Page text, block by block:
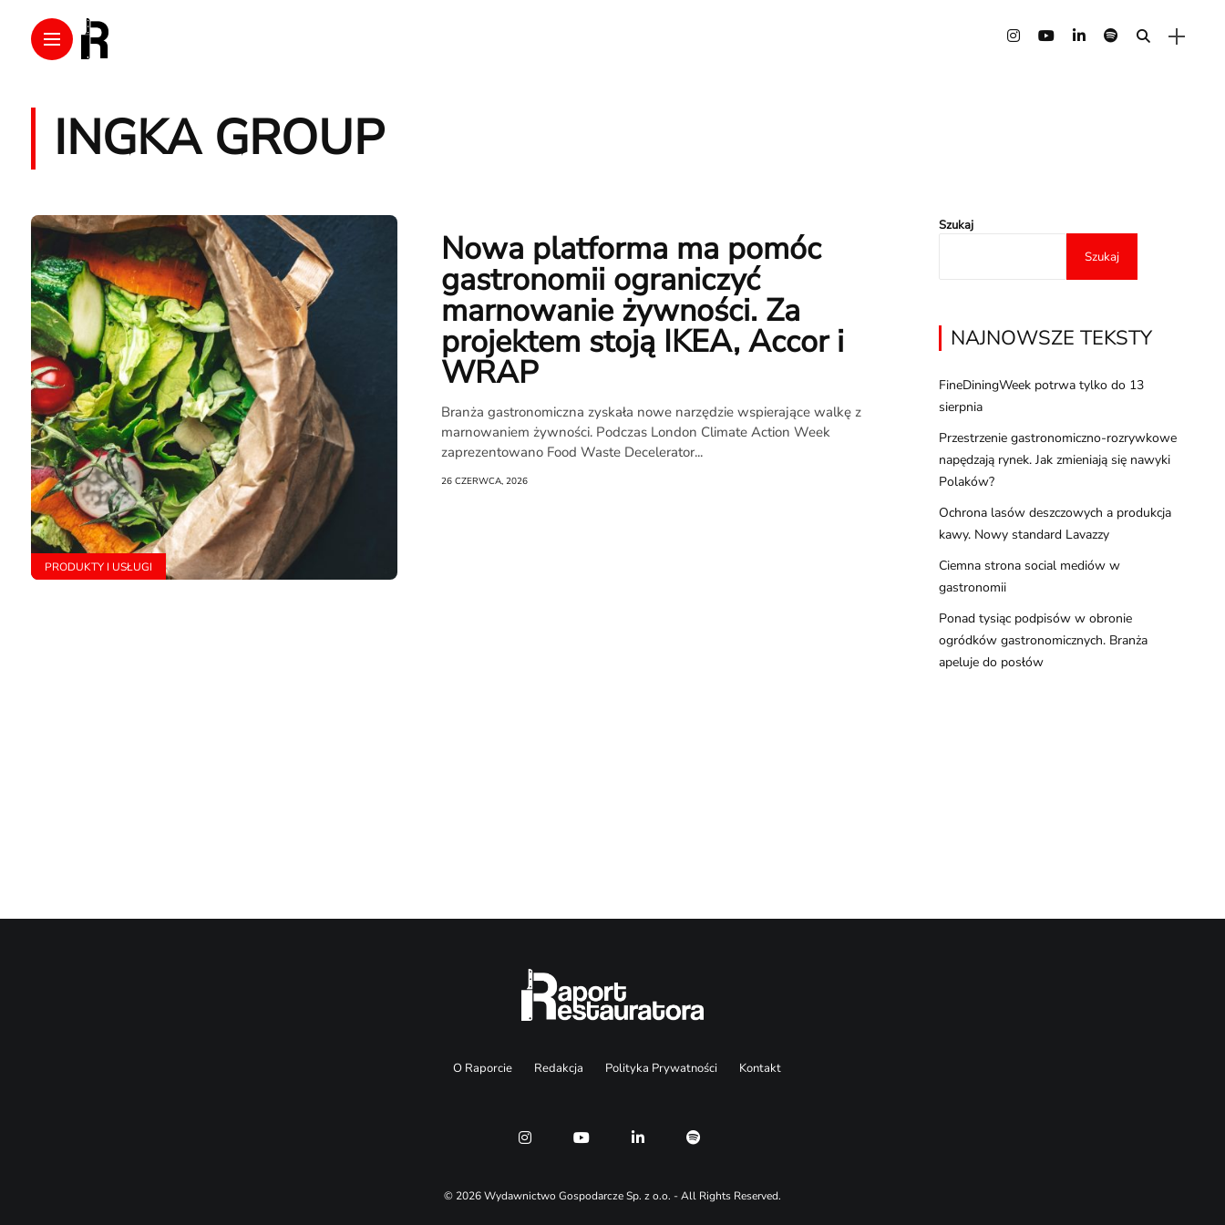
Raporcie
Redakcja
INGKA GROUP
PRODUKTY I USŁUGI
Nowa platforma ma pomóc
gastronomii ograniczyć
marnowanie żywności. Za
projektem stoją IKEA, Accor i
WRAP
Branża gastronomiczna zyskała nowe narzędzie wspierające walkę z
marnowaniem żywności. Podczas London Climate Action Week
zaprezentowano Food Waste Decelerator...
26 CZERWCA, 2026
Szukaj
Szukaj
NAJNOWSZE TEKSTY
FineDiningWeek potrwa tylko do 13
sierpnia
Przestrzenie gastronomiczno-rozrywkowe
napędzają rynek. Jak zmieniają się nawyki
Polaków?
Ochrona lasów deszczowych a produkcja
kawy. Nowy standard Lavazzy
Ciemna strona social mediów w
gastronomii
Ponad tysiąc podpisów w obronie
ogródków gastronomicznych. Branża
apeluje do posłów
O Raporcie Redakcja Polityka Prywatności Kontakt
© 2026 Wydawnictwo Gospodarcze Sp. z o.o. - All Rights Reserved.